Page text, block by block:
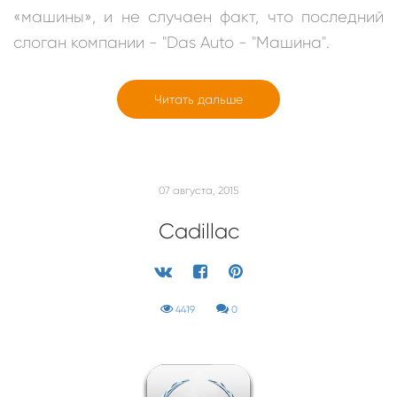
«машины», и не случаен факт, что последний
слоган компании - "Das Auto - "Машина".
Читать дальше
07 августа, 2015
Cadillac
4419 0